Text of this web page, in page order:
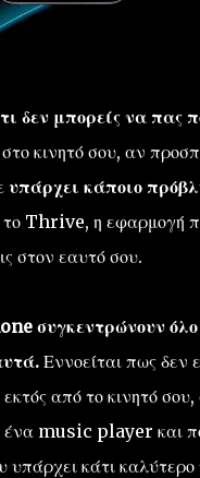
δεν μπορείς να πας
κινητό σου, αν
υπάρχει κάποιο
Thrive, η εφαρμογή
στον εαυτό σου.
συγκεντρώνουν όλο
Εννοείται πως δεν
εκτός από το κινητό
ένα music player και
υπάρχει κάτι